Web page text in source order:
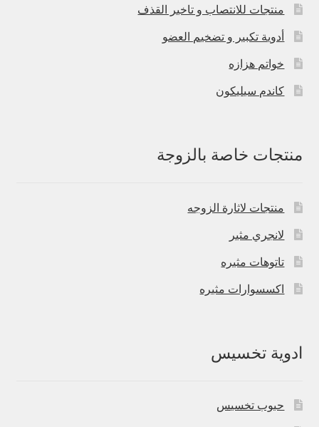
منتجات للانتصاب و تاخير القذف
أدوية تكبير و تضخيم العضو
خواتم هزازه
كاندم سيليكون
منتجات خاصة بالزوجة
منتجات لاثارة الزوجه
لانجري مثير
تاتوهات مثيره
اكسسوارات مثيره
ادوية تخسيس
حبوب تخسيس